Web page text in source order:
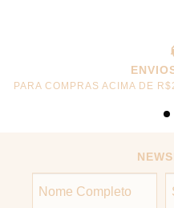
PARA COMPRAS ACIMA DE